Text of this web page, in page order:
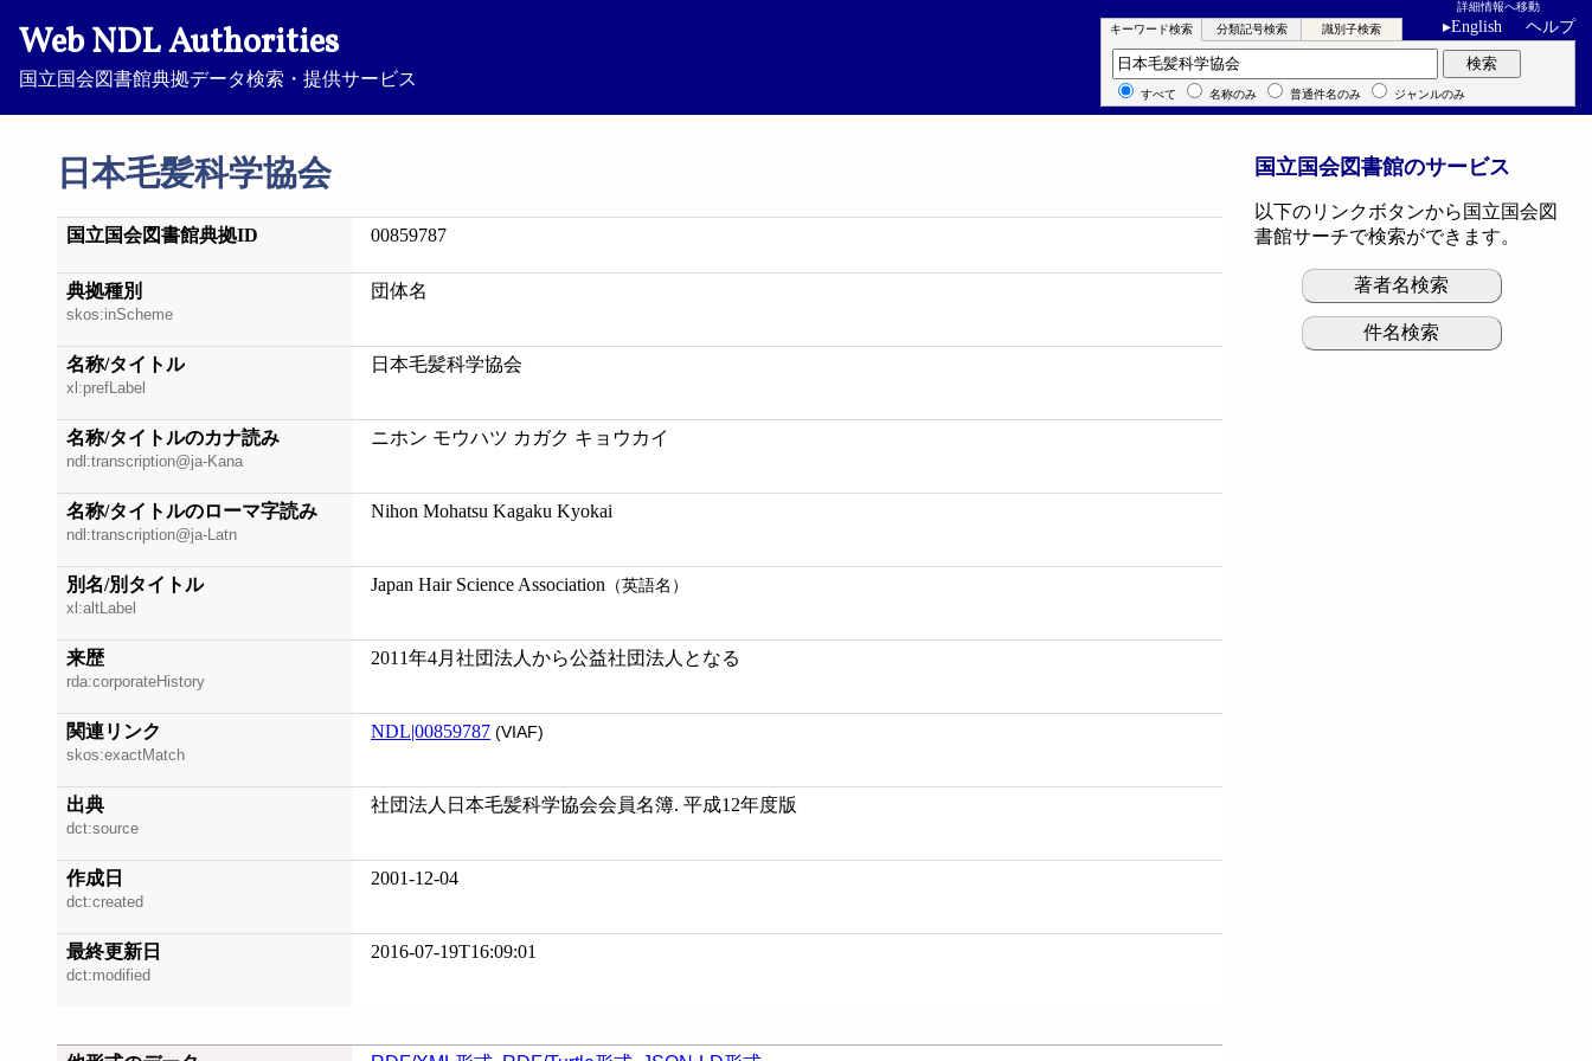
Web NDL Authorities
国立国会図書館典拠データ検索・提供サービス
詳細情報へ移動
▸English ヘルプ
日本毛髪科学協会
キーワード検索 分類記号検索 識別子検索
キーワード検索 検索
すべて 名称のみ 普通件名のみ ジャンルのみ
国立国会図書館典拠ID 00859787
典拠種別
skos:inScheme
団体名
名称/タイトル
xl:prefLabel
日本毛髪科学協会
名称/タイトルのカナ読み
ndl:transcription@ja-Kana
ニホン モウハツ カガク キョウカイ
名称/タイトルのローマ字読み
ndl:transcription@ja-Latn
Nihon Mohatsu Kagaku Kyokai
別名/別タイトル
xl:altLabel
Japan Hair Science Association （英語名）
来歴
rda:corporateHistory
2011年4月社団法人から公益社団法人となる
関連リンク
skos:exactMatch
NDL|00859787 (VIAF)
出典
dct:source
社団法人日本毛髪科学協会会員名簿. 平成12年度版
作成日
dct:created
2001-12-04
最終更新日
dct:modified
2016-07-19T16:09:01
国立国会図書館のサービス
以下のリンクボタンから国立国会図
書館サーチで検索ができます。
著者名検索
件名検索